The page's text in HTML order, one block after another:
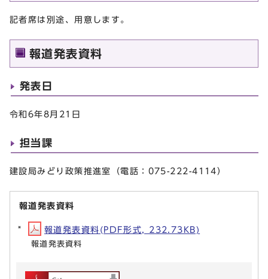
記者席は別途、用意します。
報道発表資料
発表日
令和6年8月21日
担当課
建設局みどり政策推進室（電話：075-222-4114）
報道発表資料
報道発表資料(PDF形式, 232.73KB)
報道発表資料